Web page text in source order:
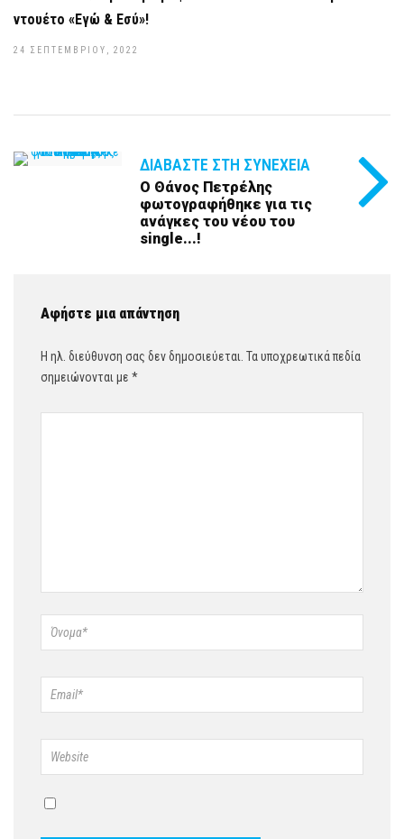
ντουέτο «Εγώ & Εσύ»!
24 ΣΕΠΤΕΜΒΡΊΟΥ, 2022
ΔΙΑΒΆΣΤΕ ΣΤΗ ΣΥΝΈΧΕΙΑ
Ο Θάνος Πετρέλης
φωτογραφήθηκε για τις
ανάγκες του νέου του
single...!
Αφήστε μια απάντηση
Η ηλ. διεύθυνση σας δεν δημοσιεύεται. Τα υποχρεωτικά πεδία
σημειώνονται με *